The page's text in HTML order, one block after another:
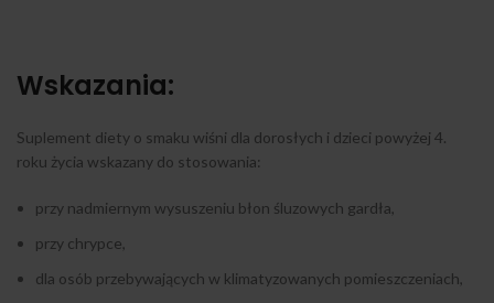
Wskazania:
Suplement diety o smaku wiśni dla dorosłych i dzieci powyżej 4.
roku życia wskazany do stosowania:
przy nadmiernym wysuszeniu błon śluzowych gardła,
przy chrypce,
dla osób przebywających w klimatyzowanych pomieszczeniach,